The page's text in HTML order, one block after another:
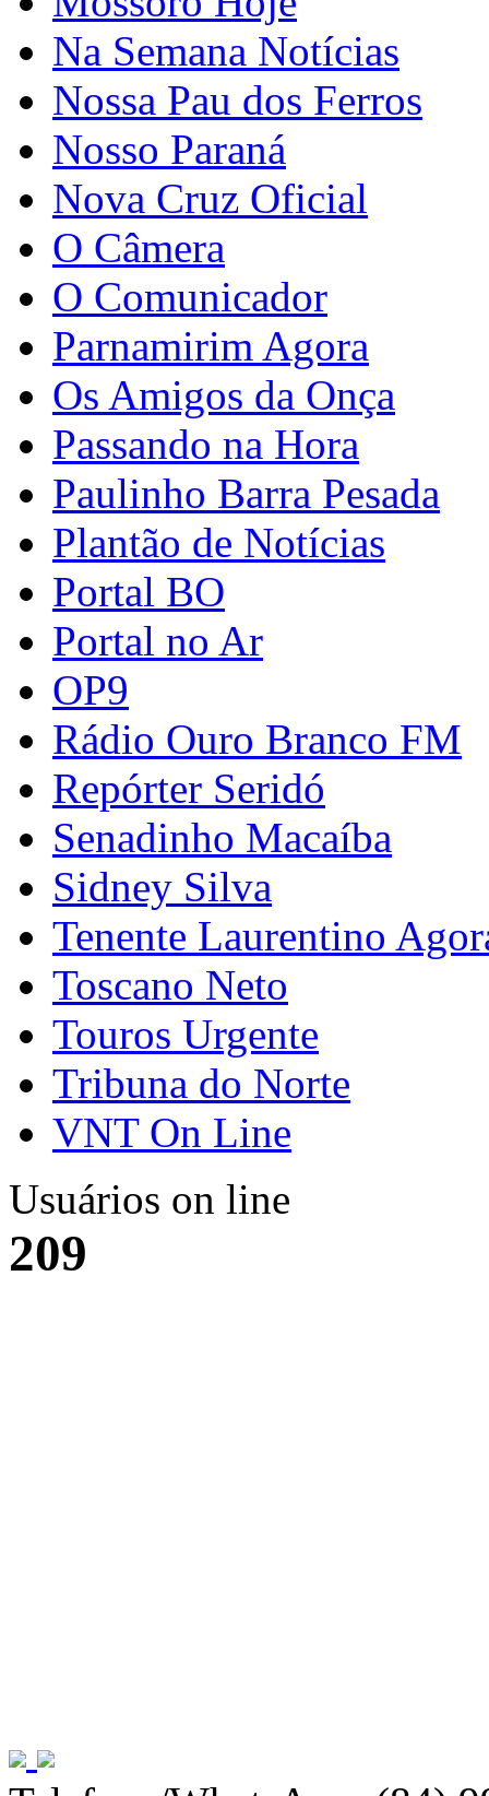
Na Semana Notícias
Nossa Pau dos Ferros
Nosso Paraná
Nova Cruz Oficial
O Câmera
O Comunicador
Parnamirim Agora
Os Amigos da Onça
Passando na Hora
Paulinho Barra Pesada
Plantão de Notícias
Portal BO
Portal no Ar
OP9
Rádio Ouro Branco FM
Repórter Seridó
Senadinho Macaíba
Sidney Silva
Tenente Laurentino
Toscano Neto
Touros Urgente
Tribuna do Norte
VNT On Line
Usuários on line
209